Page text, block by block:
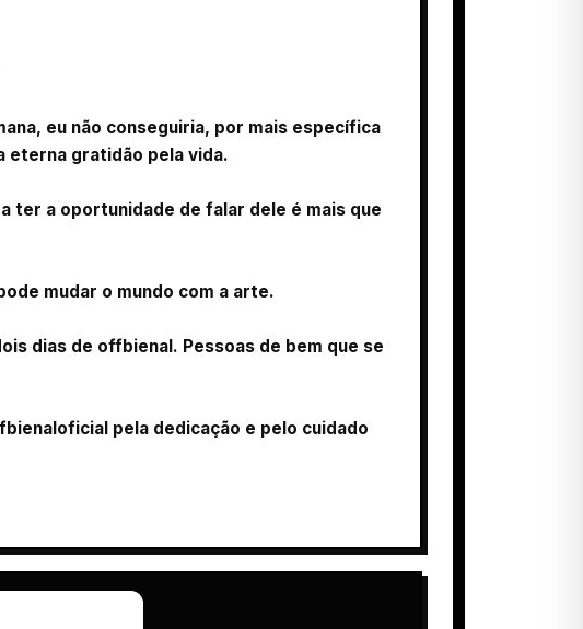
eu não conseguiria, por mais específica
eterna gratidão pela vida.
ter a oportunidade de falar dele é mais que
mudar o mundo com a arte.
dias de offbienal. Pessoas de bem que se
pela dedicação e pelo cuidado